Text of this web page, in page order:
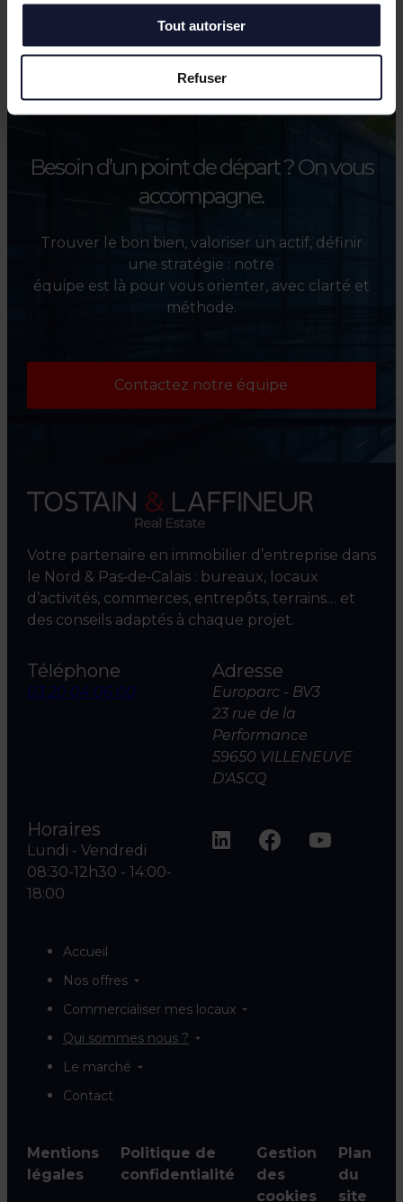
Tout autoriser
Refuser
Toutes les actualités
Besoin d’un point de départ ?On vous
accompagne.
Trouver le bon bien, valoriser un actif, définir
une stratégie : notre
équipe est là pour vous orienter, avec clarté et
méthode.
Contactez notre équipe
Votre partenaire en immobilier d’entreprise dans
le Nord & Pas‑de‑Calais : bureaux, locaux
d’activités, commerces, entrepôts, terrains… et
des conseils adaptés à chaque projet.
Téléphone
03 20 04 06 00
Adresse
Europarc - BV3
23 rue de la
Performance
59650 VILLENEUVE
D'ASCQ
Horaires
Lundi - Vendredi
08:30-12h30 - 14:00-
18:00
Accueil
Nos offres
Commercialiser mes locaux
Qui sommes nous ?
Le marché
Contact
Mentions
légales
Politique de
confidentialité
Gestion
des
cookies
Plan
du
site